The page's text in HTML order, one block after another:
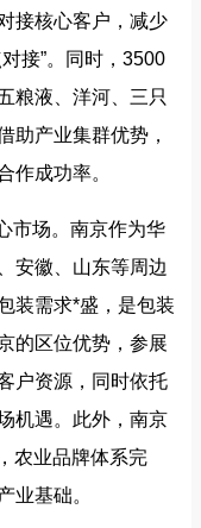
接核心客户，减少
接”。同时，3500
粮液、洋河、三只
助产业集群优势，
作成功率。
市场。南京作为华
安徽、山东等周边
装需求*盛，是包装
的区位优势，参展
户资源，同时依托
机遇。此外，南京
农业品牌体系完
业基础。